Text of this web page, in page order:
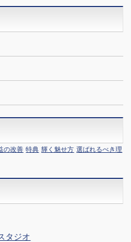
の改善 特典 輝く魅せ方 選ばれるべき理
タジオ